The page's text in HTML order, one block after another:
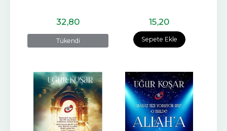
Tükendi
32,80
Sepete Ekle
15,20